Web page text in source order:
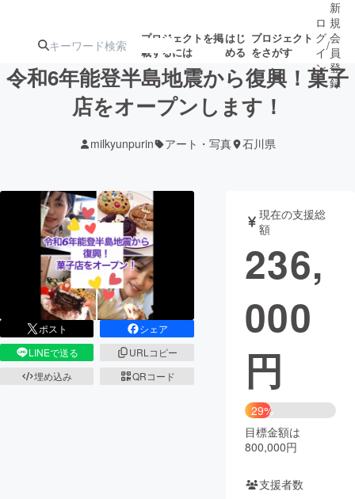
プロジェクトを掲
載するには
はじ
める
プロジェクト
をさがす
ターン
ジェクト
募集終了が近いプ
ロジェクト
アート・写真 音楽
テクノロジー・ガジェット ゲーム・サ
映像・映画
ビジネス・起業
まちづくり・地域活性化
CAMPFIRE Creation
コミュニティ
ロ
グ
イ
ン
/
新
規
会
員
登
録
令和6年能登半島地震から復興！菓子
店をオープンします！
milkyunpurin アート・写真 石川県
ポスト
シェア
LINEで送る
URLコピー
埋め込み
QRコード
現在の支援総
額
236,
000
円
29%
目標金額は
800,000円
支援者数